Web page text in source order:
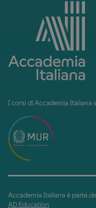
I corsi di Accademia Italiana
Accademia Italiana è parte
AD Education